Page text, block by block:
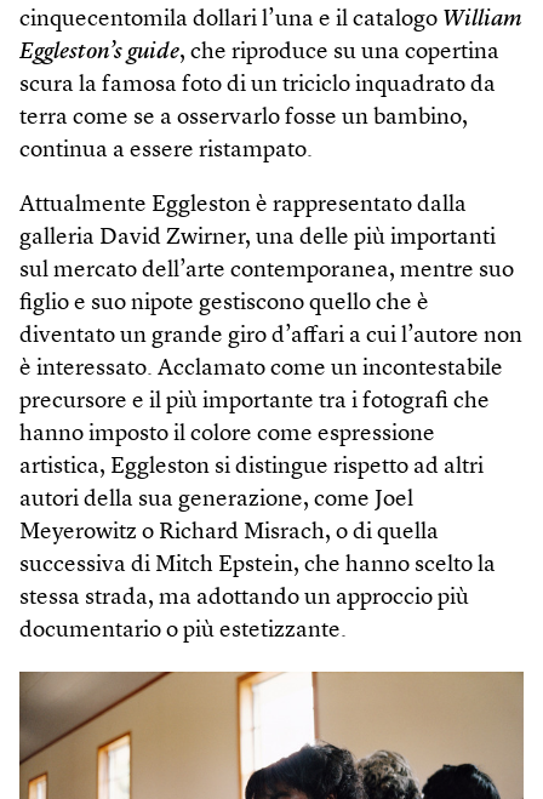
cinquecentomila dollari l’una e il catalogo William
Eggleston’s guide, che riproduce su una copertina
scura la famosa foto di un triciclo inquadrato da
terra come se a osservarlo fosse un bambino,
continua a essere ristampato.
Attualmente Eggleston è rappresentato dalla
galleria David Zwirner, una delle più importanti
sul mercato dell’arte contemporanea, mentre suo
figlio e suo nipote gestiscono quello che è
diventato un grande giro d’affari a cui l’autore non
è interessato. Acclamato come un incontestabile
precursore e il più importante tra i fotografi che
hanno imposto il colore come espressione
artistica, Eggleston si distingue rispetto ad altri
autori della sua generazione, come Joel
Meyerowitz o Richard Misrach, o di quella
successiva di Mitch Epstein, che hanno scelto la
stessa strada, ma adottando un approccio più
documentario o più estetizzante.